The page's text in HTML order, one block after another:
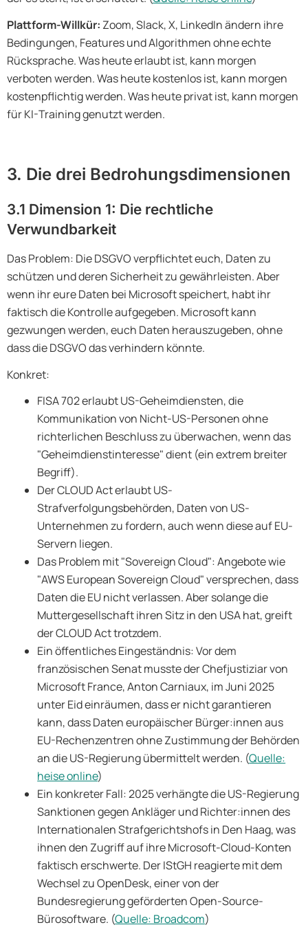
Plattform-Willkür: Zoom, Slack, X, LinkedIn ändern ihre
Bedingungen, Features und Algorithmen ohne echte
Rücksprache. Was heute erlaubt ist, kann morgen
verboten werden. Was heute kostenlos ist, kann morgen
kostenpflichtig werden. Was heute privat ist, kann morgen
für KI-Training genutzt werden.
3. Die drei Bedrohungsdimensionen
3.1 Dimension 1: Die rechtliche
Verwundbarkeit
Das Problem: Die DSGVO verpflichtet euch, Daten zu
schützen und deren Sicherheit zu gewährleisten. Aber
wenn ihr eure Daten bei Microsoft speichert, habt ihr
faktisch die Kontrolle aufgegeben. Microsoft kann
gezwungen werden, euch Daten herauszugeben, ohne
dass die DSGVO das verhindern könnte.
Konkret:
FISA 702 erlaubt US-Geheimdiensten, die
Kommunikation von Nicht-US-Personen ohne
richterlichen Beschluss zu überwachen, wenn das
"Geheimdienstinteresse" dient (ein extrem breiter
Begriff).
Der CLOUD Act erlaubt US-
Strafverfolgungsbehörden, Daten von US-
Unternehmen zu fordern, auch wenn diese auf EU-
Servern liegen.
Das Problem mit "Sovereign Cloud": Angebote wie
"AWS European Sovereign Cloud" versprechen, dass
Daten die EU nicht verlassen. Aber solange die
Muttergesellschaft ihren Sitz in den USA hat, greift
der CLOUD Act trotzdem.
Ein öffentliches Eingeständnis: Vor dem
französischen Senat musste der Chefjustiziar von
Microsoft France, Anton Carniaux, im Juni 2025
unter Eid einräumen, dass er nicht garantieren
kann, dass Daten europäischer Bürger:innen aus
EU-Rechenzentren ohne Zustimmung der Behörden
an die US-Regierung übermittelt werden. (Quelle:
heise online)
Ein konkreter Fall: 2025 verhängte die US-Regierung
Sanktionen gegen Ankläger und Richter:innen des
Internationalen Strafgerichtshofs in Den Haag, was
ihnen den Zugriff auf ihre Microsoft-Cloud-Konten
faktisch erschwerte. Der IStGH reagierte mit dem
Wechsel zu OpenDesk, einer von der
Bundesregierung geförderten Open-Source-
Bürosoftware. (Quelle: Broadcom)